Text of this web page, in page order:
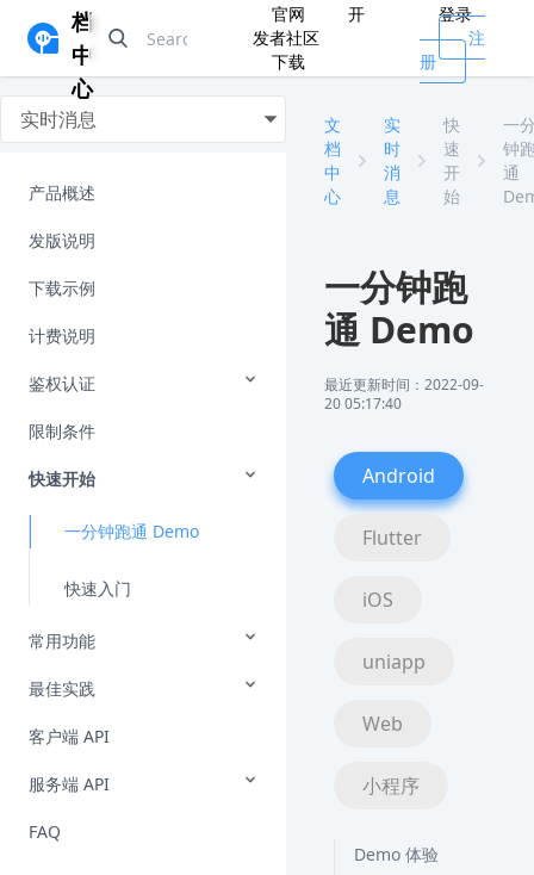
档
中
心
官网
开
发者社区
下载
登录
注
册
实时消息
产品概述
发版说明
下载示例
计费说明
鉴权认证
限制条件
快速开始
一分钟跑通 Demo
快速入门
常用功能
最佳实践
客户端 API
服务端 API
FAQ
文
档
中
心
实
时
消
息
快
速
开
始
一
钟
通
一分钟跑
通 Demo
最近更新时间：2022-09-
20 05:17:40
Android
Flutter
iOS
uniapp
Web
小程序
Demo 体验